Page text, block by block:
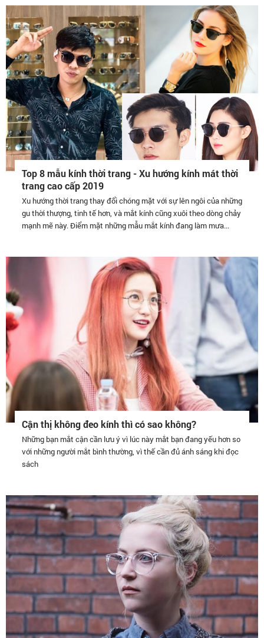
Top 8 mẫu kính thời trang - Xu hướng kính mát thời
trang cao cấp 2019
Xu hướng thời trang thay đổi chóng mặt với sự lên ngôi của những
gu thời thượng, tinh tế hơn, và mắt kính cũng xuôi theo dòng chảy
mạnh mẽ này. Điểm mặt những mẫu mắt kính đang làm mưa...
Cận thị không đeo kính thì có sao không?
Những bạn mắt cận cần lưu ý vì lúc này mắt bạn đang yếu hơn so
với những người mắt bình thường, vì thế cần đủ ánh sáng khi đọc
sách